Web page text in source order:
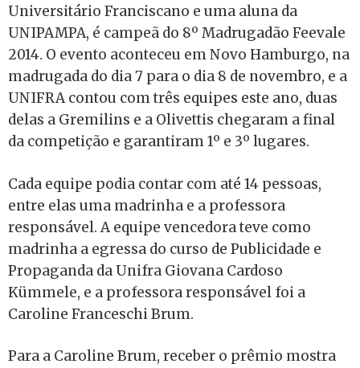
Universitário Franciscano e uma aluna da
UNIPAMPA, é campeã do 8º Madrugadão Feevale
2014. O evento aconteceu em Novo Hamburgo, na
madrugada do dia 7 para o dia 8 de novembro, e a
UNIFRA contou com três equipes este ano, duas
delas a Gremilins e a Olivettis chegaram a final
da competição e garantiram 1º e 3º lugares.
Cada equipe podia contar com até 14 pessoas,
entre elas uma madrinha e a professora
responsável. A equipe vencedora teve como
madrinha a egressa do curso de Publicidade e
Propaganda da Unifra Giovana Cardoso
Kümmele, e a professora responsável foi a
Caroline Franceschi Brum.
Para a Caroline Brum, receber o prêmio mostra